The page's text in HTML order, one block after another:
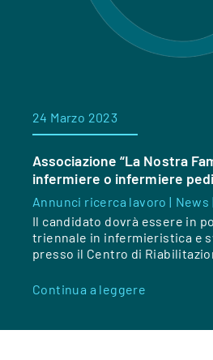
24 Marzo 2023
Associazione “La Nostra
infermiere o infermiere
Annunci ricerca lavoro | News |
Il candidato dovrà essere in
triennale in infermieristica e
presso il Centro di
Continua a leggere